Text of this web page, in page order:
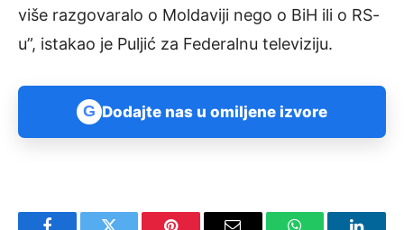
više razgovaralo o Moldaviji nego o BiH ili o RS-
u”, istakao je Puljić za Federalnu televiziju.
G Dodajte nas u omiljene izvore